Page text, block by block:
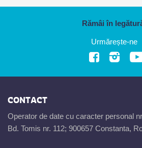
Rămâi în
Urmărește-ne
CONTACT
Operator de date cu caracter personal
Bd. Tomis nr. 112; 900657 Constanta,